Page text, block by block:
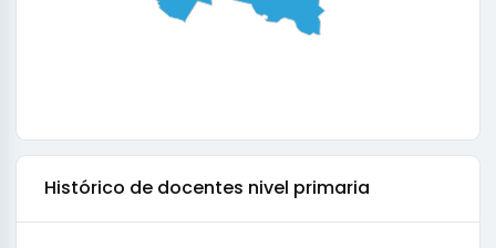
Histórico de docentes nivel primaria